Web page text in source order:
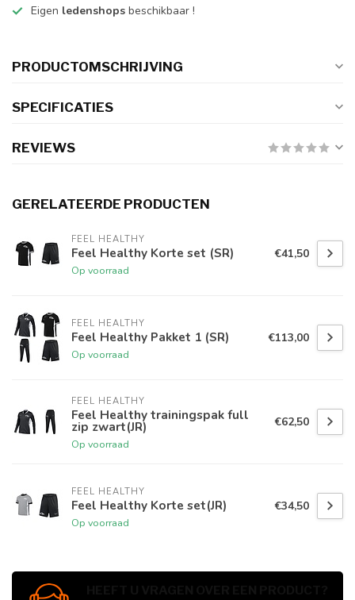
Eigen ledenshops beschikbaar !
PRODUCTOMSCHRIJVING
SPECIFICATIES
REVIEWS
GERELATEERDE PRODUCTEN
FEEL HEALTHY
Feel Healthy Korte set (SR)
Op voorraad
€41,50
FEEL HEALTHY
Feel Healthy Pakket 1 (SR)
Op voorraad
€113,00
FEEL HEALTHY
Feel Healthy trainingspak full
zip zwart(JR)
Op voorraad
€62,50
FEEL HEALTHY
Feel Healthy Korte set(JR)
Op voorraad
€34,50